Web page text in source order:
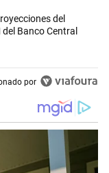
y dólar: cuáles son
del
Banco Central
por